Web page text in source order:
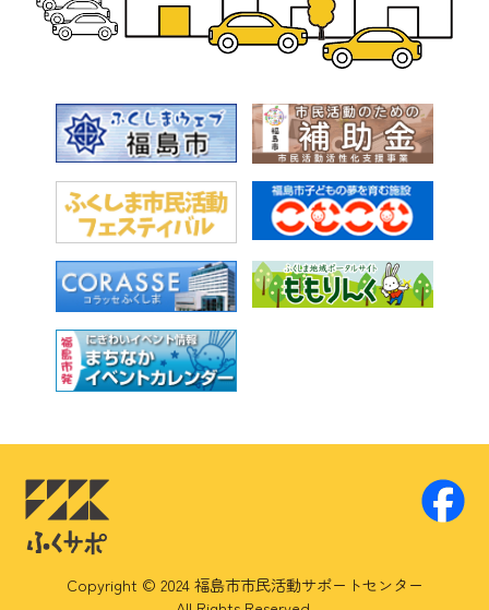
Copyright © 2024 福島市市民活動サポートセンター